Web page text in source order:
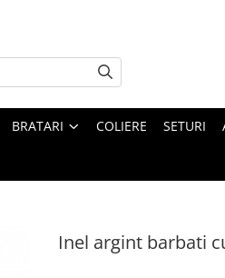
BRATARI COLIERE SETURI
Inel argint barbati